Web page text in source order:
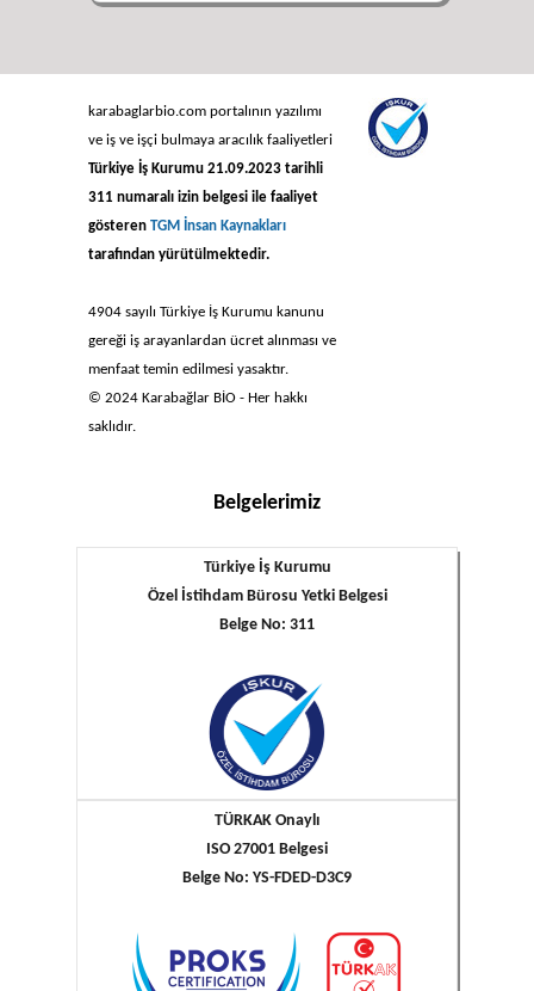
karabaglarbio.com portalının yazılımı
ve iş ve işçi bulmaya aracılık faaliyetleri
Türkiye İş Kurumu 21.09.2023 tarihli
311 numaralı izin belgesi ile faaliyet
gösteren TGM İnsan Kaynakları
tarafından yürütülmektedir.
4904 sayılı Türkiye İş Kurumu kanunu
gereği iş arayanlardan ücret alınması ve
menfaat temin edilmesi yasaktır.
© 2024 Karabağlar BİO - Her hakkı
saklıdır.
Belgelerimiz
Türkiye İş Kurumu
Özel İstihdam Bürosu Yetki Belgesi
Belge No: 311
TÜRKAK Onaylı
ISO 27001 Belgesi
Belge No: YS-FDED-D3C9